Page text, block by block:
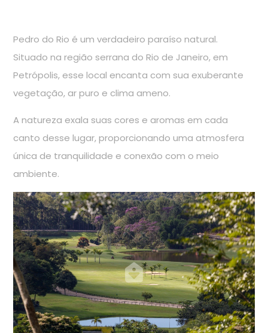
Pedro do Rio é um verdadeiro paraíso natural.
Situado na região serrana do Rio de Janeiro, em
Petrópolis, esse local encanta com sua exuberante
vegetação, ar puro e clima ameno.
A natureza exala suas cores e aromas em cada
canto desse lugar, proporcionando uma atmosfera
única de tranquilidade e conexão com o meio
ambiente.